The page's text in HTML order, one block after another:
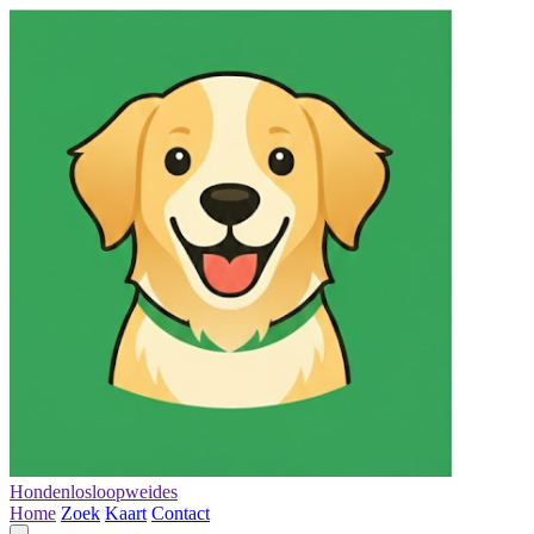
Hondenlosloopweides
Home Zoek Kaart Contact